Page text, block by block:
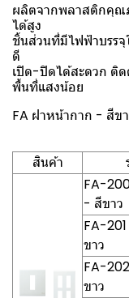
ผลิตจากพลาสติกคุณ
ได้สูง
ชิ้นส่วนที่มีไฟฟ้าบรรจุ
ดี
เปิด-ปิดได้สะดวก ติด
พื้นที่แสงน้อย
FA ฝาหน้ากาก - สีข
สินค้า
FA-
- สีขาว
FA-
ขาว
FA-
ขาว